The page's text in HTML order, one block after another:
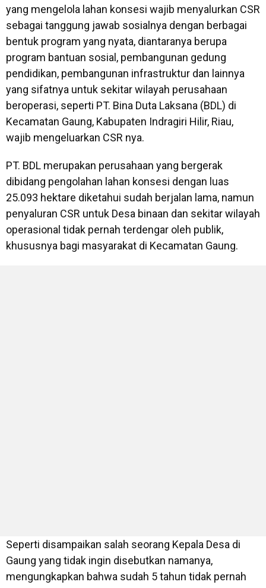
yang mengelola lahan konsesi wajib menyalurkan CSR
sebagai tanggung jawab sosialnya dengan berbagai
bentuk program yang nyata, diantaranya berupa
program bantuan sosial, pembangunan gedung
pendidikan, pembangunan infrastruktur dan lainnya
yang sifatnya untuk sekitar wilayah perusahaan
beroperasi, seperti PT. Bina Duta Laksana (BDL) di
Kecamatan Gaung, Kabupaten Indragiri Hilir, Riau,
wajib mengeluarkan CSR nya.
PT. BDL merupakan perusahaan yang bergerak
dibidang pengolahan lahan konsesi dengan luas
25.093 hektare diketahui sudah berjalan lama, namun
penyaluran CSR untuk Desa binaan dan sekitar wilayah
operasional tidak pernah terdengar oleh publik,
khususnya bagi masyarakat di Kecamatan Gaung.
Seperti disampaikan salah seorang Kepala Desa di
Gaung yang tidak ingin disebutkan namanya,
mengungkapkan bahwa sudah 5 tahun tidak pernah